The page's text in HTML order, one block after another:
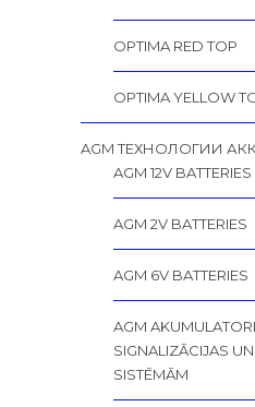
OPTIMA RED TOP
OPTIMA YELLOW
AGM ТЕХНОЛОГИИ
AGM 12V BATTERIES
AGM 2V BATTERIES
AGM 6V BATTERIES
AGM
SIGNALIZĀCIJAS
SISTĒMĀM